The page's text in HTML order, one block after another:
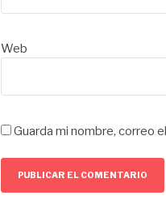
Web
Guarda mi nombre, correo